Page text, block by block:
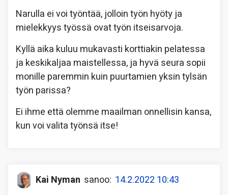
Narulla ei voi työntää, jolloin työn hyöty ja
mielekkyys työssä ovat työn itseisarvoja.
Kyllä aika kuluu mukavasti korttiakin pelatessa
ja keskikaljaa maistellessa, ja hyvä seura sopii
monille paremmin kuin puurtamien yksin tylsän
työn parissa?
Ei ihme että olemme maailman onnellisin kansa,
kun voi valita työnsä itse!
Kai Nyman sanoo: 14.2.2022 10:43